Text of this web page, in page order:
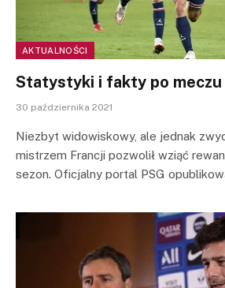
AKTUALNOŚCI
Statystyki i fakty po meczu
30 października 2021
Niezbyt widowiskowy, ale jednak
mistrzem Francji pozwolił wziąć
sezon. Oficjalny portal PSG